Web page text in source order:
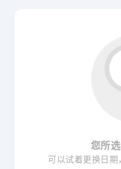
您所
可以试着更换日期